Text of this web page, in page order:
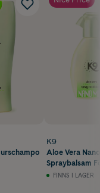
K9
Aloe Vera
Spraybalsam
250 ml
FINNS I LAGER